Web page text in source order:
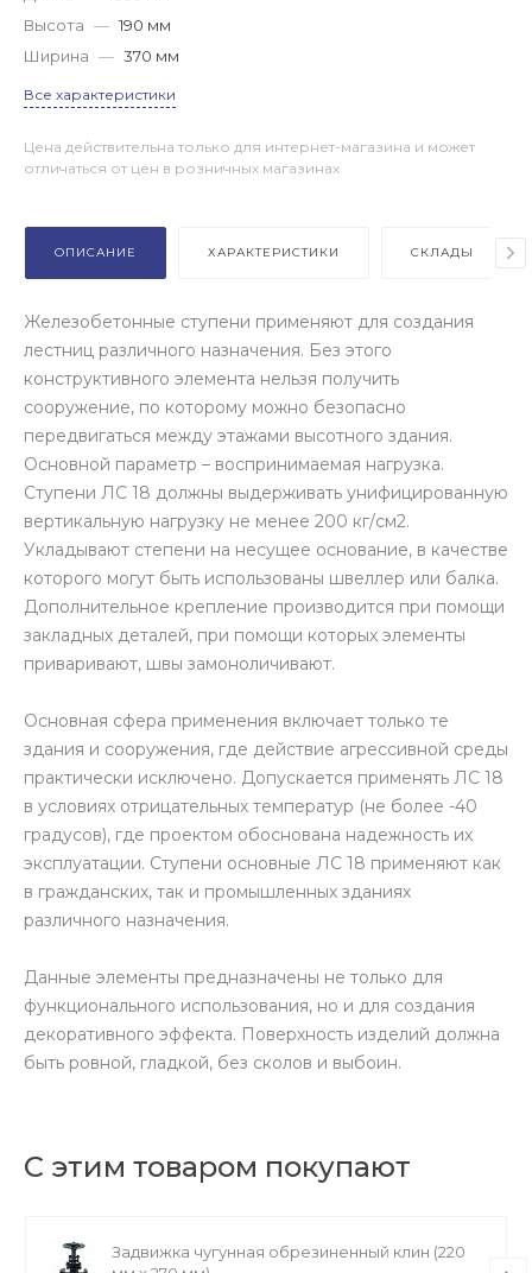
Высота — 190 мм
Ширина — 370 мм
Все характеристики
Цена действительна только для интернет-магазина и может
отличаться от цен в розничных магазинах
ОПИСАНИЕ ХАРАКТЕРИСТИКИ СКЛАДЫ
Железобетонные ступени применяют для создания
лестниц различного назначения. Без этого
конструктивного элемента нельзя получить
сооружение, по которому можно безопасно
передвигаться между этажами высотного здания.
Основной параметр – воспринимаемая нагрузка.
Ступени ЛС 18 должны выдерживать унифицированную
вертикальную нагрузку не менее 200 кг/см2.
Укладывают степени на несущее основание, в качестве
которого могут быть использованы швеллер или балка.
Дополнительное крепление производится при помощи
закладных деталей, при помощи которых элементы
приваривают, швы замоноличивают.
Основная сфера применения включает только те
здания и сооружения, где действие агрессивной среды
практически исключено. Допускается применять ЛС 18
в условиях отрицательных температур (не более -40
градусов), где проектом обоснована надежность их
эксплуатации. Ступени основные ЛС 18 применяют как
в гражданских, так и промышленных зданиях
различного назначения.
Данные элементы предназначены не только для
функционального использования, но и для создания
декоративного эффекта. Поверхность изделий должна
быть ровной, гладкой, без сколов и выбоин.
С этим товаром покупают
Задвижка чугунная обрезиненный клин (220